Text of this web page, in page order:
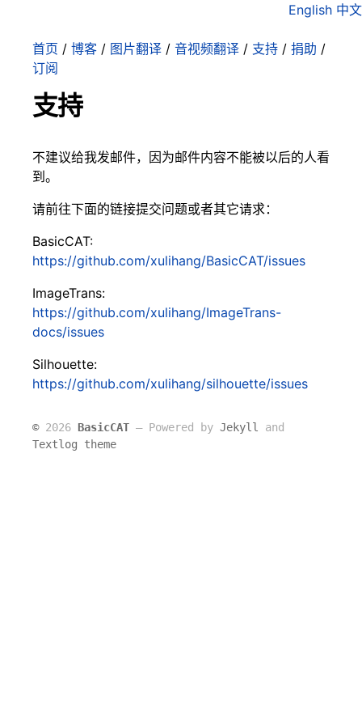
English 中文
首页 / 博客 / 图片翻译 / 音视频翻译 / 支持 / 捐助 /
订阅
支持
不建议给我发邮件，因为邮件内容不能被以后的人看
到。
请前往下面的链接提交问题或者其它请求：
BasicCAT:
https://github.com/xulihang/BasicCAT/issues
ImageTrans:
https://github.com/xulihang/ImageTrans-
docs/issues
Silhouette:
https://github.com/xulihang/silhouette/issues
©2026 BasicCAT ― Powered by Jekyll
and
Textlog theme